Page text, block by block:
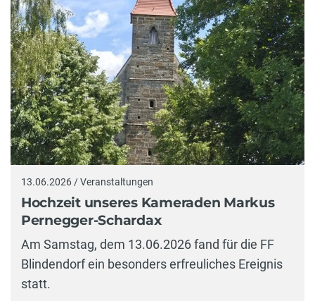
13.06.2026 / Veranstaltungen
Hochzeit unseres Kameraden Markus
Pernegger-Schardax
Am Samstag, dem 13.06.2026 fand für die FF
Blindendorf ein besonders erfreuliches Ereignis
statt.